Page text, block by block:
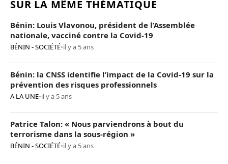
SUR LA MÊME THÉMATIQUE
Bénin: Louis Vlavonou, président de l’Assemblée
nationale, vacciné contre la Covid-19
BÉNIN - SOCIÉTÉ•il y a 5 ans
Bénin: la CNSS identifie l’impact de la Covid-19 sur la
prévention des risques professionnels
A LA UNE•il y a 5 ans
Patrice Talon: « Nous parviendrons à bout du
terrorisme dans la sous-région »
BÉNIN - SOCIÉTÉ•il y a 5 ans